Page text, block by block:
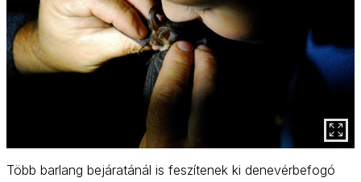
Több barlang bejáratánál is feszítenek ki denevérbefogó